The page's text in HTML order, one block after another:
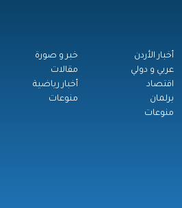
أخبار الأردن
عربي و دولي
اقتصاد
برلمان
منوعات
خبر و صورة
مقالات
أخبار رياضية
منوعات